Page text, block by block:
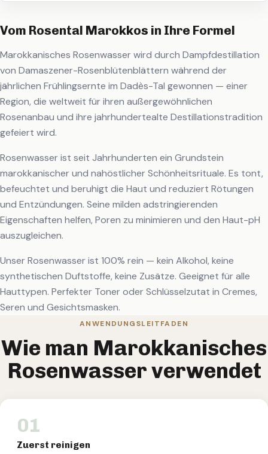
Vom Rosental Marokkos in Ihre Formel
Marokkanisches Rosenwasser wird durch Dampfdestillation
von Damaszener-Rosenblütenblättern während der
jährlichen Frühlingsernte im Dadès-Tal gewonnen — einer
Region, die weltweit für ihren außergewöhnlichen
Rosenanbau und ihre jahrhundertealte Destillationstradition
gefeiert wird.
Rosenwasser ist seit Jahrhunderten ein Grundstein
marokkanischer und nahöstlicher Schönheitsrituale. Es tont,
befeuchtet und beruhigt die Haut und reduziert Rötungen
und Entzündungen. Seine milden adstringierenden
Eigenschaften helfen, Poren zu minimieren und den Haut-pH
auszugleichen.
Unser Rosenwasser ist 100% rein — kein Alkohol, keine
synthetischen Duftstoffe, keine Zusätze. Geeignet für alle
Hauttypen. Perfekter Toner oder Schlüsselzutat in Cremes,
Seren und Gesichtsmasken.
ANWENDUNGSLEITFADEN
Wie man Marokkanisches
Rosenwasser verwendet
01
Zuerst reinigen